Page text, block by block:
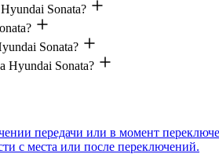
Sonata?
Sonata?
Hyundai Sonata?
передачи или в момент
с места или после переключений.